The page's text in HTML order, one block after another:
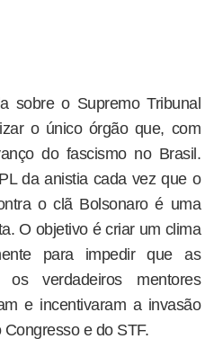
sobre o Supremo Tribunal
o único órgão que, com
do fascismo no Brasil.
da anistia cada vez que o
o clã Bolsonaro é uma
O objetivo é criar um clima
para impedir que as
os verdadeiros mentores
e incentivaram a invasão
e do STF.